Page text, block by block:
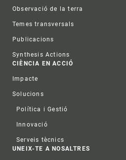
Observació de la terra
Temes transversals
Publicacions
Synthesis Actions
CIÈNCIA EN ACCIÓ
Impacte
Solucions
Política i Gestió
Innovació
Serveis tècnics
UNEIX-TE A NOSALTRES